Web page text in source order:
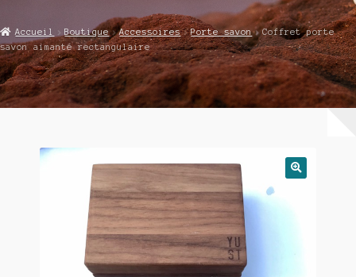
Catégories
Boutique
Passez à la Caisse
Accueil Boutique Accessoires Porte savon
Coffret porte
savon aimanté rectangulaire